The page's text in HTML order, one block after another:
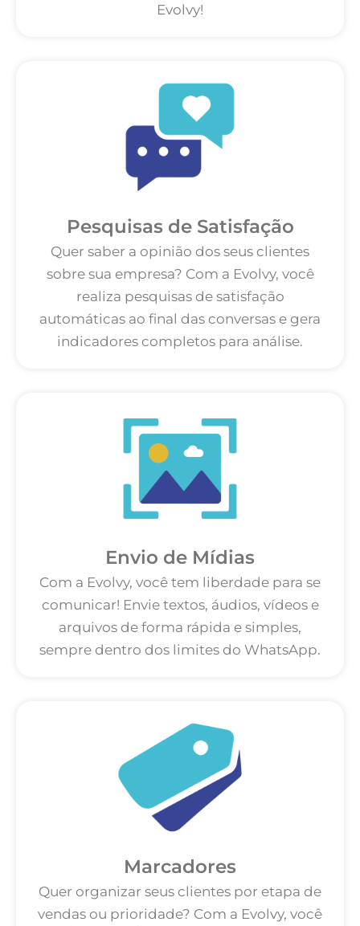
Evolvy!
Pesquisas de Satisfação
Quer saber a opinião dos seus clientes
sobre sua empresa? Com a Evolvy, você
realiza pesquisas de satisfação
automáticas ao final das conversas e gera
indicadores completos para análise.
Envio de Mídias
Com a Evolvy, você tem liberdade para se
comunicar! Envie textos, áudios, vídeos e
arquivos de forma rápida e simples,
sempre dentro dos limites do WhatsApp.
Marcadores
Quer organizar seus clientes por etapa de
vendas ou prioridade? Com a Evolvy, você